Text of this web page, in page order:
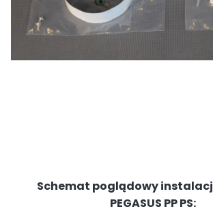
Schemat poglądowy
PEGASUS PP PS: